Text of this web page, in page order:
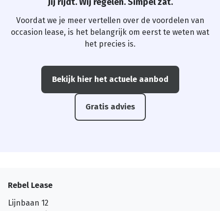
Voordat we je meer vertellen over de voordelen van
occasion lease, is het belangrijk om eerst te weten wat
het precies is.
Bekijk hier het actuele aanbod
Gratis advies
Rebel Lease
Lijnbaan 12